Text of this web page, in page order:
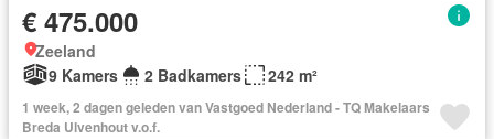
€ 475.000
Zeeland
9 Kamers
2 Badkamers 242 m²
1 week, 2 dagen geleden van Vastgoed Nederland - TQ Makelaars
Breda Ulvenhout v.o.f.